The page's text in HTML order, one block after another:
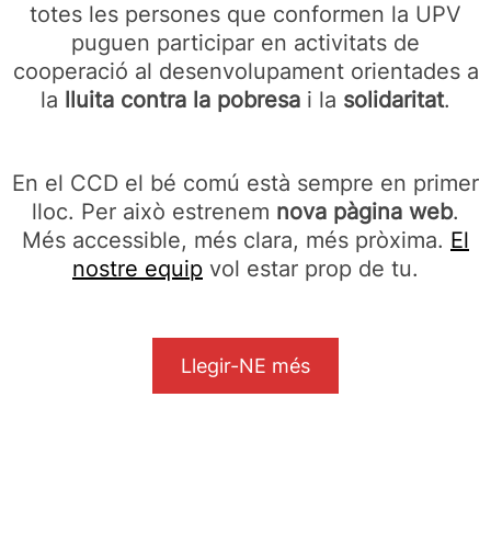
totes les persones que conformen la UPV
puguen participar en activitats de
cooperació al desenvolupament orientades a
la lluita contra la pobresa i la solidaritat.
En el CCD el bé comú està sempre en primer
lloc. Per això estrenem nova pàgina web.
Més accessible, més clara, més pròxima. El
nostre equip vol estar prop de tu.
Llegir-NE més